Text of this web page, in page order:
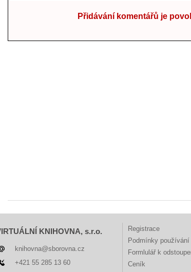
Přidávání komentářů je
KNIHOVNA, s.r.o.
knihovna@sborovna.cz
+421 55 285 13 60
Registrace
Podmínky používání
Formlulář k
Ceník